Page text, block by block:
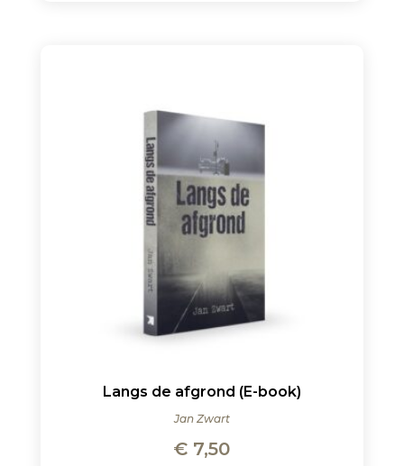
Langs de afgrond (E-book)
Jan Zwart
€ 7,50